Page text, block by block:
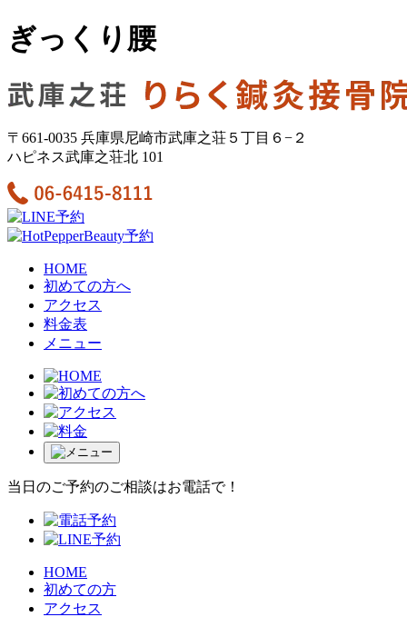
ぎっくり腰
〒661-0035 兵庫県尼崎市武庫之荘５丁目６−２
ハピネス武庫之荘北 101
HOME
初めての方へ
アクセス
料金表
メニュー
当日のご予約のご相談はお電話で！
HOME
初めての方
アクセス